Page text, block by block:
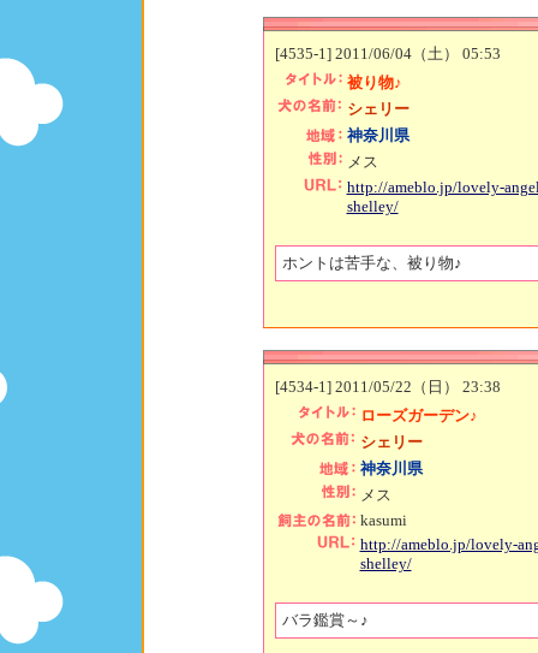
[4535-1] 2011/06/04（土） 05:53
被り物♪
シェリー
神奈川県
メス
http://ameblo.jp/lovely-
shelley/
ホントは苦手な、被り物♪
[4534-1] 2011/05/22（日） 23:38
ローズガーデン♪
シェリー
神奈川県
メス
kasumi
http://ameblo.jp/lovely-
shelley/
バラ鑑賞～♪